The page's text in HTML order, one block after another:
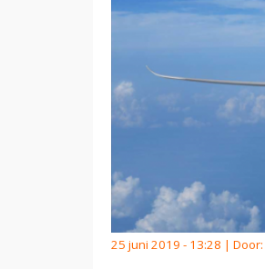
25 juni 2019 - 13:28 | Door: